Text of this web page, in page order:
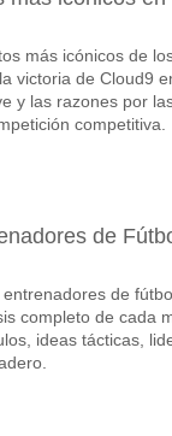
del partido,
en el
con un
de resultado
probar el
más icónicos de
victoria de Cloud9
y las razones por
competitiva.
de
de
completo de cada
ideas tácticas,